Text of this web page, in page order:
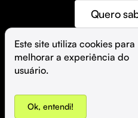
Quero
©️ Hubla Tecnologia Ltda •
Este site utiliza cookies para
melhorar a experiência do
usuário.
Ok, entendi!